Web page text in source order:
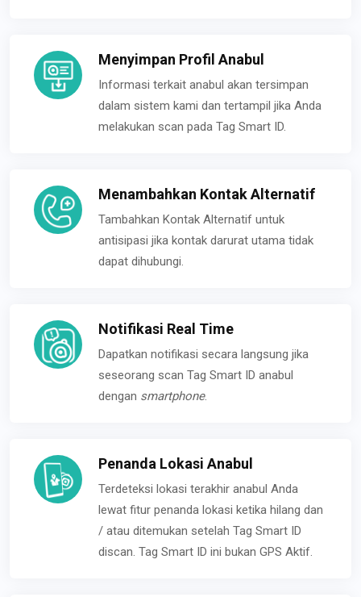
Menyimpan Profil Anabul
Informasi terkait anabul akan tersimpan
dalam sistem kami dan tertampil jika Anda
melakukan scan pada Tag Smart ID.
Menambahkan Kontak Alternatif
Tambahkan Kontak Alternatif untuk
antisipasi jika kontak darurat utama tidak
dapat dihubungi.
Notifikasi Real Time
Dapatkan notifikasi secara langsung jika
seseorang scan Tag Smart ID anabul
dengan smartphone.
Penanda Lokasi Anabul
Terdeteksi lokasi terakhir anabul Anda
lewat fitur penanda lokasi ketika hilang dan
/ atau ditemukan setelah Tag Smart ID
discan. Tag Smart ID ini bukan GPS Aktif.